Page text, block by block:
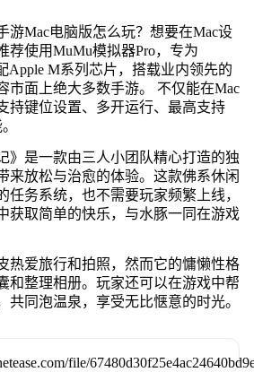
游Mac电脑版怎么玩？想要在Mac设
荐使用MuMu模拟器Pro，专为
Apple M系列芯片，搭载业内领先的
市面上绝大多数手游。 不仅能在Mac
持键位设置、多开运行、最高支持
》是一款由三人小团队精心打造的独
来放松与治愈的体验。这款佛系休闲
任务系统，也不需要玩家频繁上线，
获取简单的快乐，与水豚一同在游戏
热爱旅行和拍照，然而它的慵懒性格
和整理相册。玩家还可以在游戏中帮
共同泡温泉，享受无比惬意的时光。